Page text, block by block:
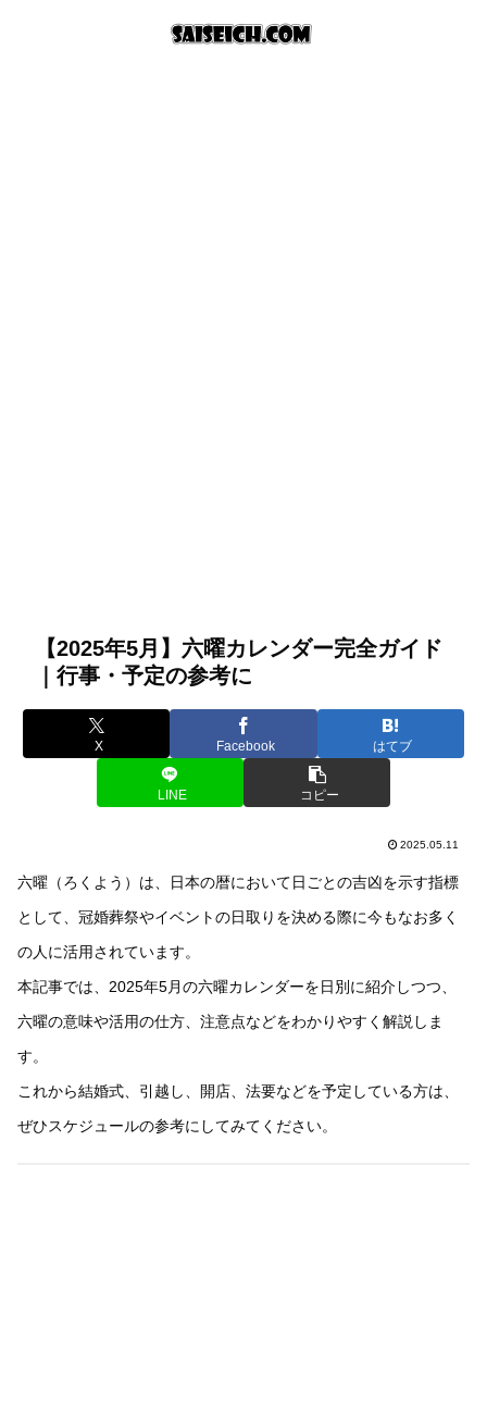
【2025年5月】六曜カレンダー完全ガイド
｜行事・予定の参考に
X Facebook はてブ
LINE コピー
2025.05.11
六曜（ろくよう）は、日本の暦において日ごとの吉凶を示す指標
として、冠婚葬祭やイベントの日取りを決める際に今もなお多く
の人に活用されています。
本記事では、2025年5月の六曜カレンダーを日別に紹介しつつ、
六曜の意味や活用の仕方、注意点などをわかりやすく解説しま
す。
これから結婚式、引越し、開店、法要などを予定している方は、
ぜひスケジュールの参考にしてみてください。